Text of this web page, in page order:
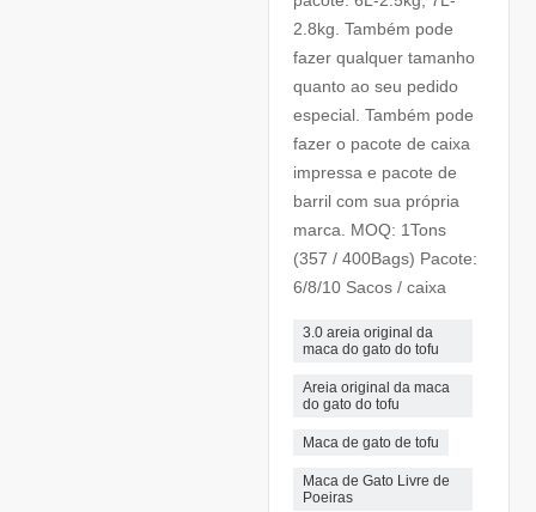
2.8kg. Também pode
fazer qualquer tamanho
quanto ao seu pedido
especial. Também pode
fazer o pacote de caixa
impressa e pacote de
barril com sua própria
marca. MOQ: 1Tons
(357 / 400Bags) Pacote:
6/8/10 Sacos / caixa
3.0 areia original da
maca do gato do tofu
Areia original da maca
do gato do tofu
Maca de gato de tofu
Maca de Gato Livre de
Poeiras